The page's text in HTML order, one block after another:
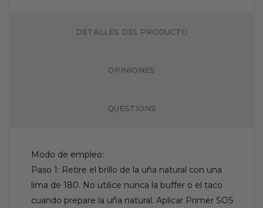
DETALLES DEL PRODUCTO
OPINIONES
QUESTIONS
Modo de empleo:
Paso 1: Retire el brillo de la uña natural con una
lima de 180. No utilice nunca la buffer o el taco
cuando prepare la uña natural. Aplicar Primer SOS